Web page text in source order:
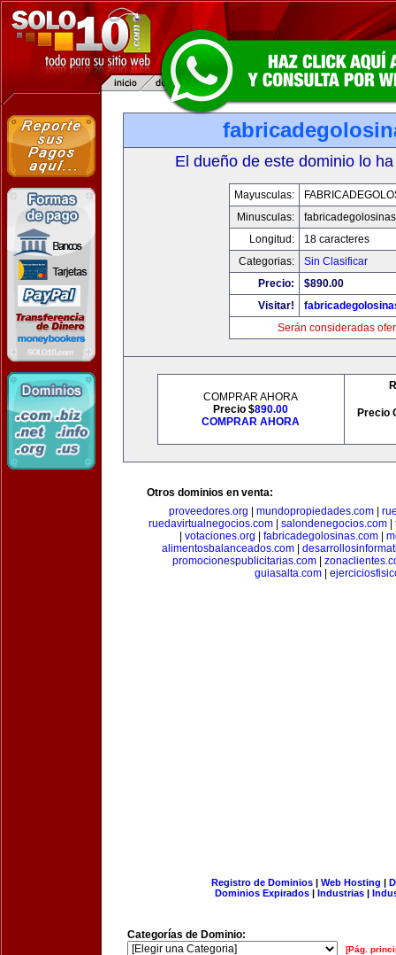
El dueño de este dominio lo
Mayusculas:
Minusculas:
Longitud:
18 caracteres
Categorias:
Sin Clasificar
Precio:
$890.00
Visitar!
Serán consideradas
COMPRAR AHORA
Precio $890.00
COMPRAR AHORA
Precio
Otros dominios en venta:
proveedores.org
mundopropiedades.com|
ruedavirtualnegocios.com| salondenegocios.com|
votaciones.org fabricadegolosinas.com
alimentosbalanceados.com
promocionespublicitarias.com|
guiasalta.com|
Registro de Dominios| Web Hosting |
Dominios Expirados | Industrias |
Categorías de Dominio:
[Pág.